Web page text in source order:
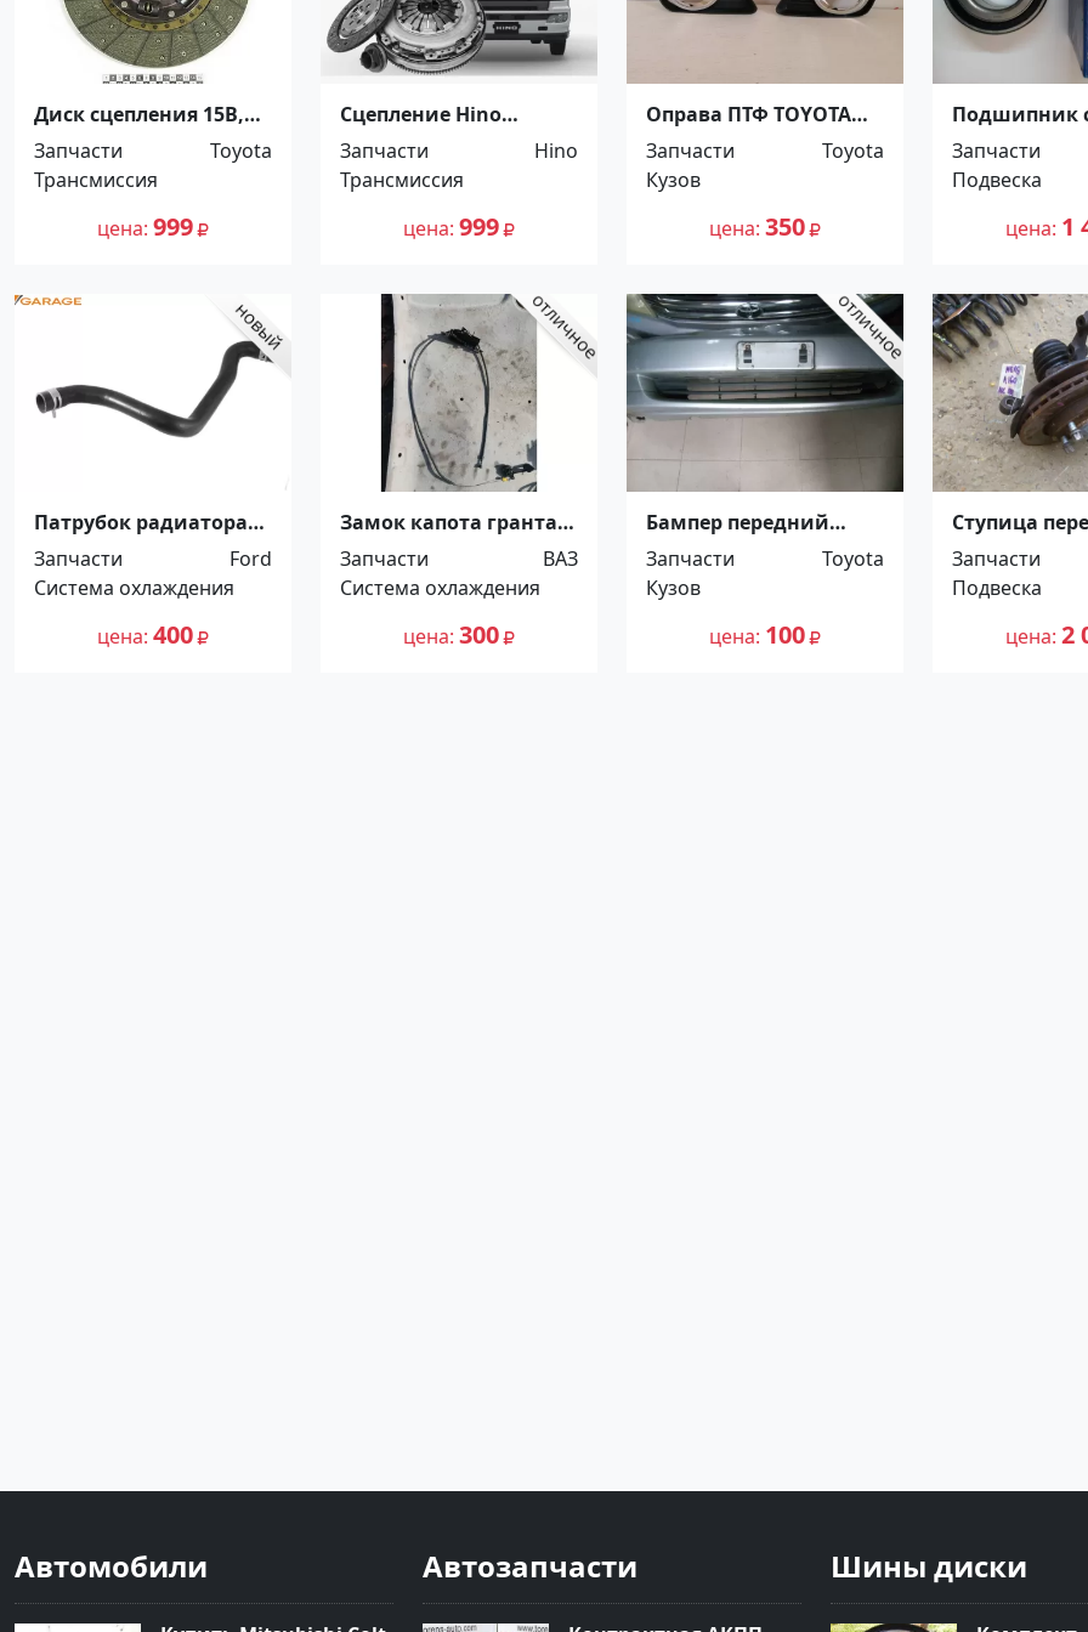
Диск сцепления 15B,
SQ5C, J05C Toyota Dyna.
Распродажа! До -100%!
Краснодар
Запчасти
Toyota
Трансмиссия
цена 999
Сцепление Hino
Ranger. Распродажа!
5264720 Краснодар
Запчасти
Hino
Трансмиссия
цена 999
Оправа ПТФ TOYOTA
CAMRY 09-11
Краснодар
Запчасти
Toyota
Кузов
цена 350
Подшипник
передний
Santa fe, Kia
Hyundai
Запчасти
Подвеска
цена 1
Патрубок радиатора
FORD FOCUS II C-MAX
2004-2011 Краснодар
Запчасти
Ford
Система охлаждения
цена 400
Замок капота гранта
Калина с тросиком
Краснодар
Запчасти
ВАЗ
Система охлаждения
цена 300
Бампер передний
Toyota Platz Краснодар
Запчасти
Toyota
Кузов
цена 100
Ступица
Mercedes
правая
Запчасти
Подвеска
цена 2
Автомобили Автозапчасти Шины диски